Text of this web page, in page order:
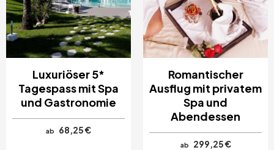
Luxuriöser 5*
Tagespass mit Spa
und Gastronomie
ab 68,25 €
Romantischer
Ausflug mit privatem
Spa und
Abendessen
ab
299,25 €